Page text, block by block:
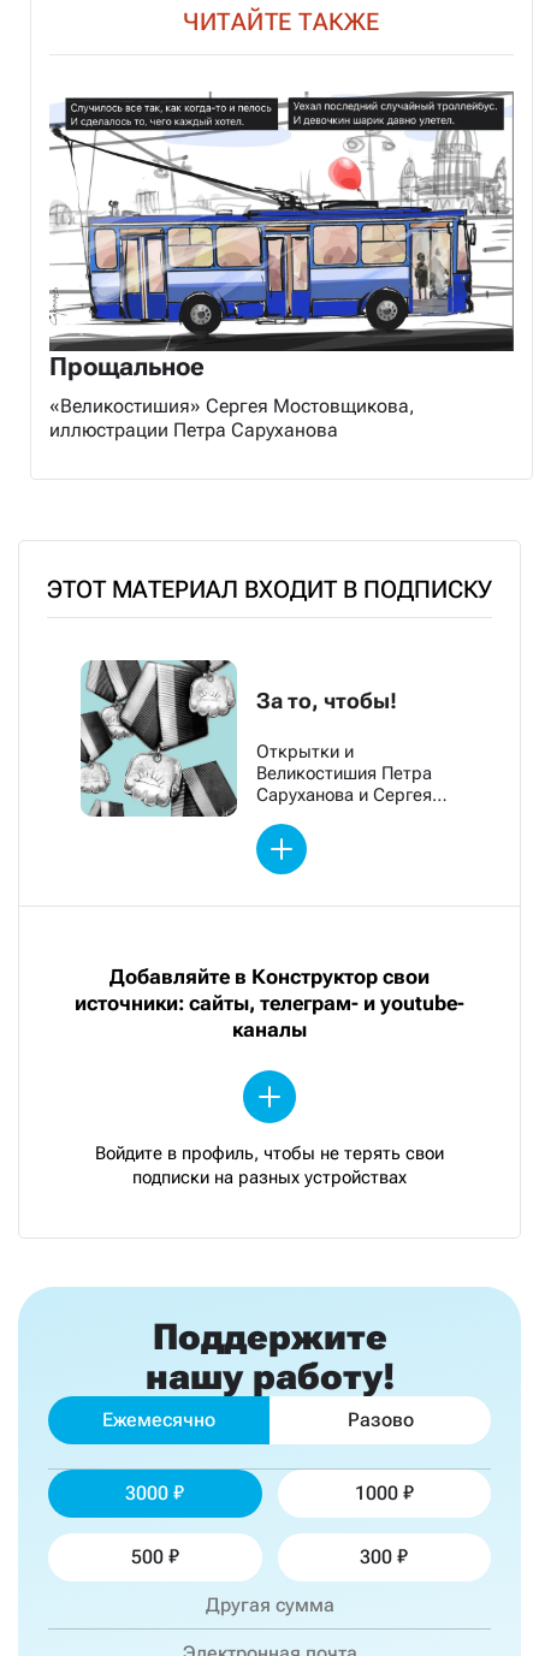
ЧИТАЙТЕ ТАКЖЕ
Прощальное
«Великостишия» Сергея Мостовщикова,
иллюстрации Петра Саруханова
ЭТОТ МАТЕРИАЛ ВХОДИТ В ПОДПИСКУ
За то, чтобы!
Открытки и
Великостишия Петра
Саруханова и Сергея
Добавляйте в Конструктор свои
источники: сайты, телеграм- и youtube-
каналы
Войдите в профиль, чтобы не терять свои
подписки на разных устройствах
Поддержите
нашу работу!
Ежемесячно Разово
3000 1000
500 300